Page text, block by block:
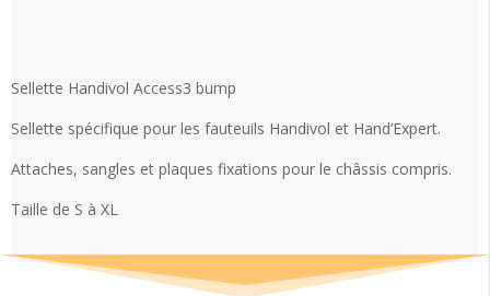
Sellette Handivol Access3 bump
Sellette spécifique pour les fauteuils Handivol et Hand’Expert.
Attaches, sangles et plaques fixations pour le châssis compris.
Taille de S à XL